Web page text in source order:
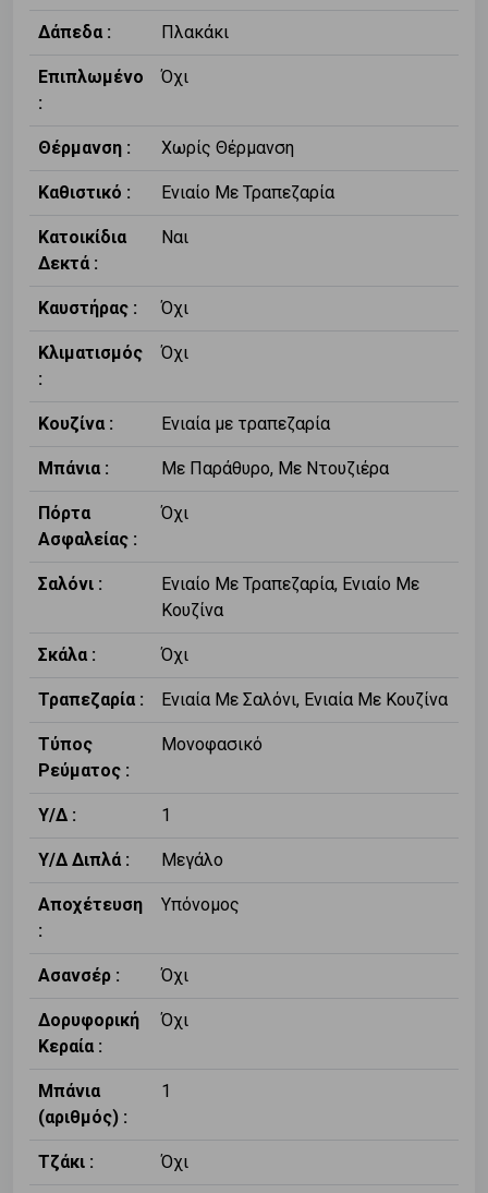
Δάπεδα : Πλακάκι
Επιπλωμένο
:
Όχι
Θέρμανση : Χωρίς Θέρμανση
Καθιστικό : Ενιαίο Με Τραπεζαρία
Κατοικίδια
Δεκτά :
Ναι
Καυστήρας : Όχι
Κλιματισμός
:
Όχι
Κουζίνα : Ενιαία με τραπεζαρία
Μπάνια : Με Παράθυρο, Με Ντουζιέρα
Πόρτα
Ασφαλείας :
Όχι
Σαλόνι :
Ενιαίο Με Τραπεζαρία, Ενιαίο Με
Κουζίνα
Σκάλα : Όχι
Τραπεζαρία : Ενιαία Με Σαλόνι, Ενιαία Με Κουζίνα
Τύπος
Ρεύματος :
Μονοφασικό
Υ/Δ : 1
Υ/Δ Διπλά : Μεγάλο
Αποχέτευση
:
Υπόνομος
Ασανσέρ : Όχι
Δορυφορική
Κεραία :
Όχι
Μπάνια
(αριθμός) :
1
Τζάκι : Όχι